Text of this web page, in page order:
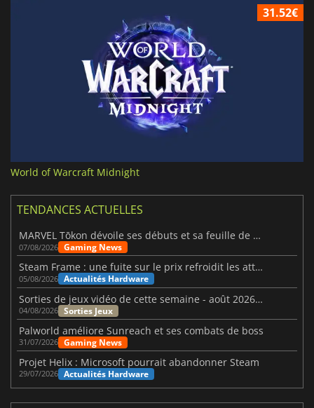
31.52€
World of Warcraft Midnight
TENDANCES ACTUELLES
MARVEL Tōkon dévoile ses débuts et sa feuille de route
07/08/2026 Gaming News
Steam Frame : une fuite sur le prix refroidit les attentes VR
05/08/2026 Actualités Hardware
Sorties de jeux vidéo de cette semaine - août 2026 (semaine 32)
04/08/2026 Sorties Jeux
Palworld améliore Sunreach et ses combats de boss
31/07/2026 Gaming News
Projet Helix : Microsoft pourrait abandonner Steam
29/07/2026 Actualités Hardware